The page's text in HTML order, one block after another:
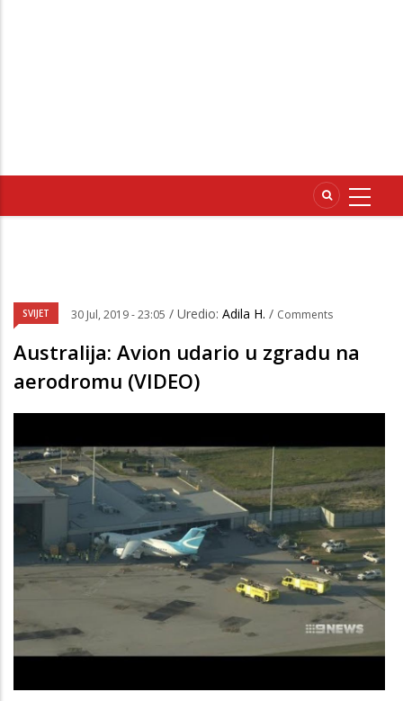
SVIJET 30 Jul, 2019 - 23:05 / Uredio: Adila H. / Comments
Australija: Avion udario u zgradu na
aerodromu (VIDEO)